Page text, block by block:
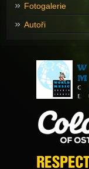
Fotogalerie
Autoři